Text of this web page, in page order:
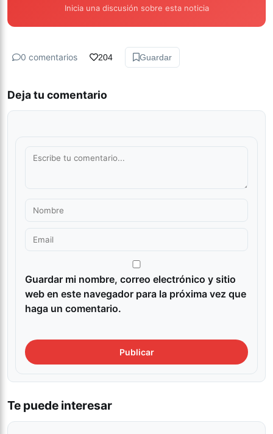
Inicia una discusión sobre esta noticia
0 comentarios 204 Guardar
Deja tu comentario
Guardar mi nombre, correo electrónico y sitio
web en este navegador para la próxima vez que
haga un comentario.
Te puede interesar